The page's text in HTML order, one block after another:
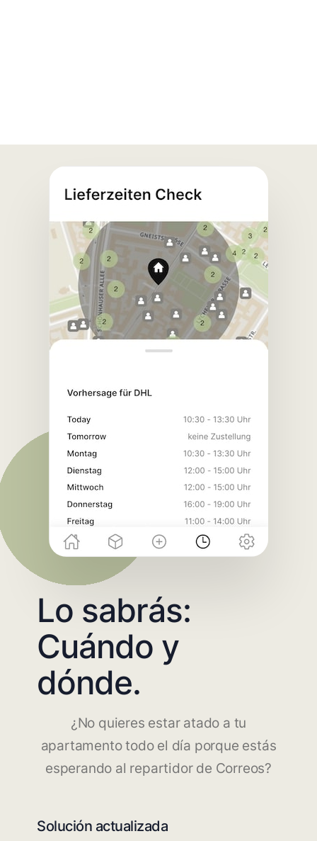
Lo sabrás:
Cuándo y
dónde.
¿No quieres estar atado a tu
apartamento todo el día porque estás
esperando al repartidor de Correos?
Solución actualizada